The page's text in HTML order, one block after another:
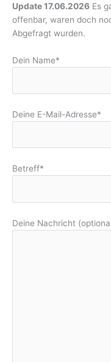
Update 17.06.2026 Es
offenbar, waren doch
Abgefragt wurden.
Dein Name*
Deine E-Mail-Adresse*
Betreff*
Deine Nachricht